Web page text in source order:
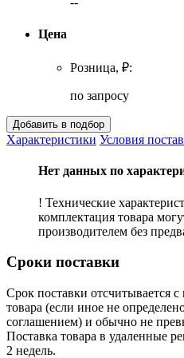
Цена
Розница, ₽:
по запросу
Характеристики Условия
Нет данных по
! Технические
комплектация товара
производителем без
Сроки поставки
Срок поставки отсчитывается
товара (если иное не
соглашением) и обычно не
Поставка товара в удаленные
2 недель.